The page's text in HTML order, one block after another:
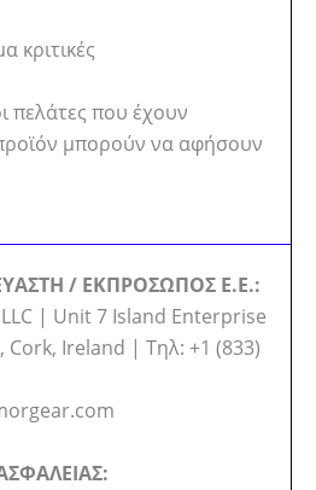
κριτικές
πελάτες που έχουν
μπορούν να αφήσουν
/ ΕΚΠΡΟΣΩΠΟΣ Ε.Ε.:
| Unit 7 Island Enterprise
Cork, Ireland | Τηλ: +1 (833)